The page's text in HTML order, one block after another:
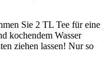
Sie 2 TL Tee für eine
kochendem Wasser
ziehen lassen! Nur so